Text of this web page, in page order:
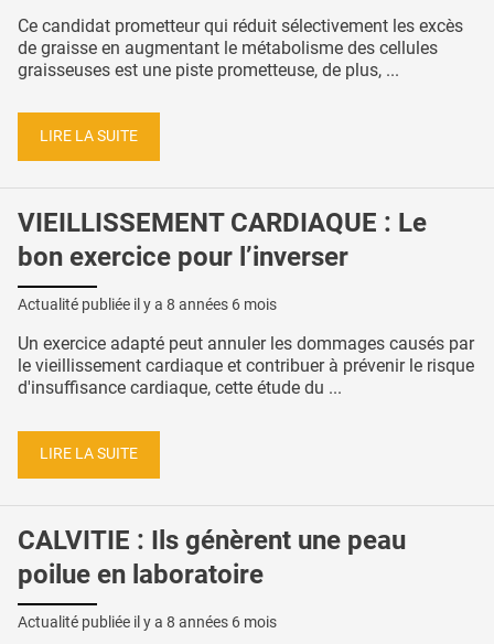
Ce candidat prometteur qui réduit sélectivement les excès
de graisse en augmentant le métabolisme des cellules
graisseuses est une piste prometteuse, de plus, ...
LIRE LA SUITE
VIEILLISSEMENT CARDIAQUE : Le
bon exercice pour l’inverser
Actualité publiée il y a 8 années 6 mois
Un exercice adapté peut annuler les dommages causés par
le vieillissement cardiaque et contribuer à prévenir le risque
d'insuffisance cardiaque, cette étude du ...
LIRE LA SUITE
CALVITIE : Ils génèrent une peau
poilue en laboratoire
Actualité publiée il y a 8 années 6 mois